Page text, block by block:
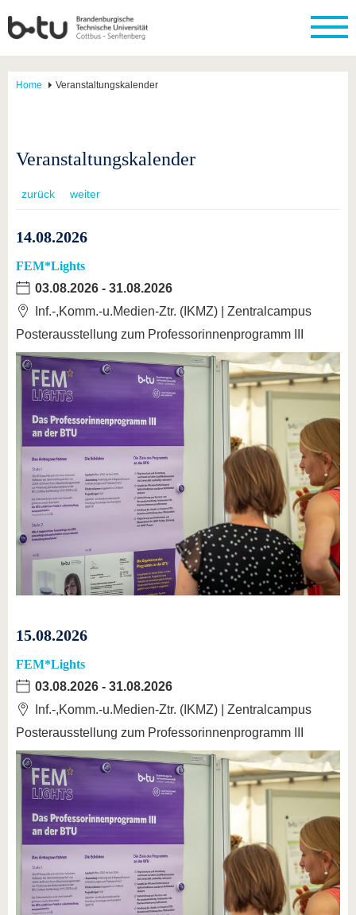
Home Veranstaltungskalender
Veranstaltungskalender
zurück weiter
14.08.2026
FEM*Lights
03.08.2026 - 31.08.2026
Inf.-,Komm.-u.Medien-Ztr. (IKMZ) | Zentralcampus
Posterausstellung zum Professorinnenprogramm III
15.08.2026
FEM*Lights
03.08.2026 - 31.08.2026
Inf.-,Komm.-u.Medien-Ztr. (IKMZ) | Zentralcampus
Posterausstellung zum Professorinnenprogramm III